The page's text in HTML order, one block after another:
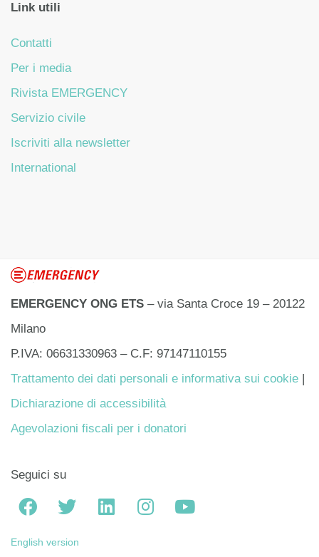
Link utili
Contatti
Per i media
Rivista EMERGENCY
Servizio civile
Iscriviti alla newsletter
International
EMERGENCY ONG ETS – via Santa Croce 19 – 20122
Milano
P.IVA: 06631330963 – C.F: 97147110155
Trattamento dei dati personali e informativa sui cookie |
Dichiarazione di accessibilità
Agevolazioni fiscali per i donatori
Seguici su
English version